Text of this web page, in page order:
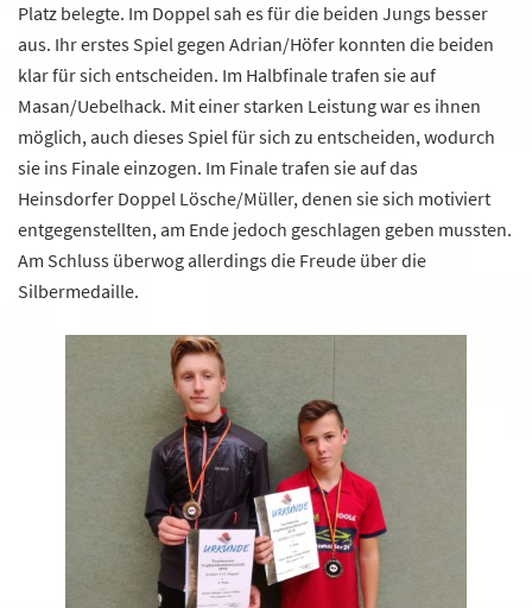
Platz belegte. Im Doppel sah es für die beiden Jungs besser
aus. Ihr erstes Spiel gegen Adrian/Höfer konnten die beiden
klar für sich entscheiden. Im Halbfinale trafen sie auf
Masan/Uebelhack. Mit einer starken Leistung war es ihnen
möglich, auch dieses Spiel für sich zu entscheiden, wodurch
sie ins Finale einzogen. Im Finale trafen sie auf das
Heinsdorfer Doppel Lösche/Müller, denen sie sich motiviert
entgegenstellten, am Ende jedoch geschlagen geben mussten.
Am Schluss überwog allerdings die Freude über die
Silbermedaille.